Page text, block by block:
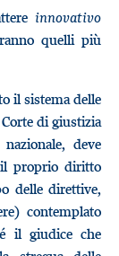
innovativo
quelli più
il sistema delle
di giustizia
deve
proprio diritto
delle direttive,
contemplato
il giudice che